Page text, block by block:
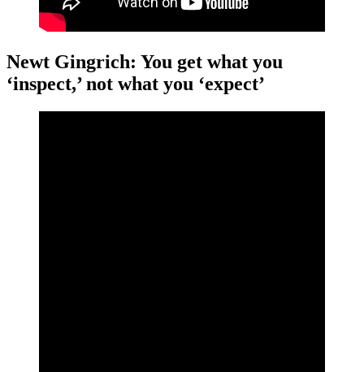
Newt Gingrich: You get what you
‘inspect,’ not what you ‘expect’